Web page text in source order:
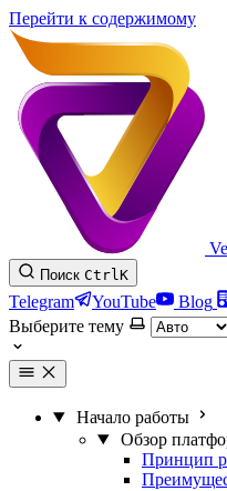
Перейти к содержимому
Поиск CtrlK
Telegram YouTube Blog
Выберите тему
Начало работы
Обзор
Принцип